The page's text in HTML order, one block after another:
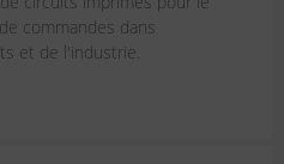
commandes dans
et de l'industrie.